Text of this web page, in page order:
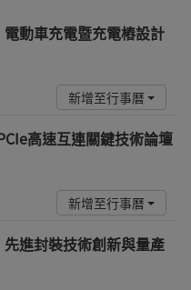
電動車充電暨充電樁設計
新增至行事曆
高速互連關鍵技術論壇
新增至行事曆
先進封裝技術創新與量產